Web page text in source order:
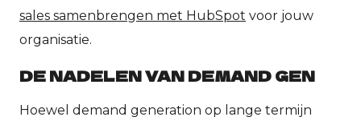
sales samenbrengen met HubSpot voor jouw
organisatie.
DE NADELEN VAN DEMAND GEN
Hoewel demand generation op lange termijn